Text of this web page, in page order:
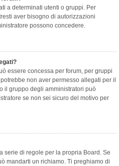
a determinati utenti o gruppi. Per
aver bisogno di autorizzazioni
possono concedere.
essere concessa per forum, per gruppi
non aver permesso allegati per il
il gruppo degli amministratori può
se non sei sicuro del motivo per
serie di regole per la propria Board. Se
mandarti un richiamo. Ti preghiamo di